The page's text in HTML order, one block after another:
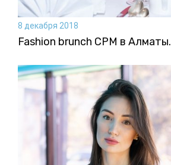
8 декабря 2018
Fashion brunch CPM в Алматы.